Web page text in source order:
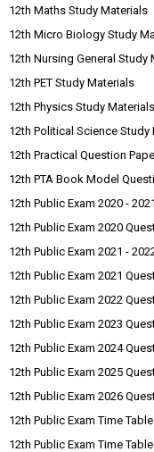
12th Maths Study Materials
12th Micro Biology Study
12th Nursing General Study
12th PET Study Materials
12th Physics Study Materials
12th Political Science Study
12th Practical Question
12th PTA Book Model
12th Public Exam 2020 -
12th Public Exam 2020
12th Public Exam 2021 -
12th Public Exam 2021
12th Public Exam 2022
12th Public Exam 2023
12th Public Exam 2024
12th Public Exam 2025
12th Public Exam 2026
12th Public Exam Time
12th Public Exam Time